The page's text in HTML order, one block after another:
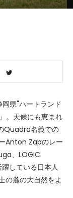
県"ハートランド
。天候にも恵まれ
Quadra名義での
Anton Zapのレー
、 LOGIC
している日本人
の麓の大自然をよ